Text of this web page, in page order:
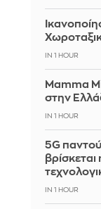
IN 1 HOUR
Mamma
στην
IN 1 HOUR
5G
IN 1 HOUR